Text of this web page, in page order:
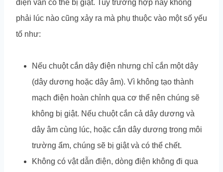
điện vẫn có thể bị giật. Tuy trường hợp này không
phải lúc nào cũng xảy ra mà phụ thuộc vào một số yếu
tố như:
Nếu chuột cắn dây điện nhưng chỉ cắn một dây
(dây dương hoặc dây âm). Vì không tạo thành
mạch điện hoàn chỉnh qua cơ thể nên chúng sẽ
không bị giật. Nếu chuột cắn cả dây dương và
dây âm cùng lúc, hoặc cắn dây dương trong môi
trường ẩm, chúng sẽ bị giật và có thể chết.
Không có vật dẫn điện, dòng điện không đi qua